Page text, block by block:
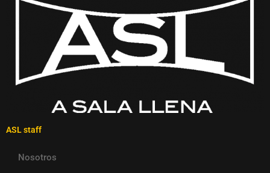
ASL staff
Nosotros